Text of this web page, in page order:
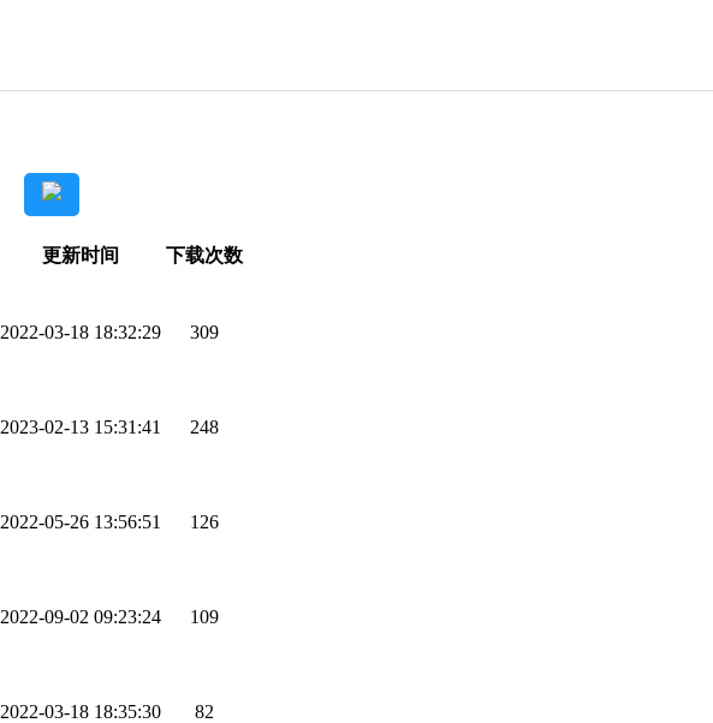
更新时间 下载次数
2022-03-18 18:32:29 309
2023-02-13 15:31:41 248
2022-05-26 13:56:51 126
2022-09-02 09:23:24 109
2022-03-18 18:35:30 82